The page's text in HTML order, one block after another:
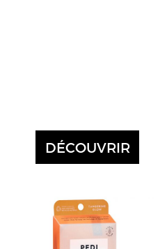
DÉCOUVRIR